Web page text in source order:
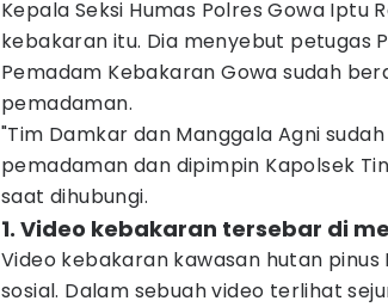
Kepala Seksi Humas Polres Gowa Iptu
kebakaran itu. Dia menyebut petugas
Pemadam Kebakaran Gowa sudah
pemadaman.
"Tim Damkar dan Manggala Agni
pemadaman dan dipimpin Kapolsek
saat dihubungi.
1. Video kebakaran tersebar di
Video kebakaran kawasan hutan
sosial. Dalam sebuah video terlihat